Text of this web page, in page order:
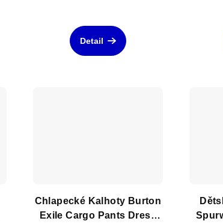
Detail
Chlapecké Kalhoty Burton
Exile Cargo Pants Dress